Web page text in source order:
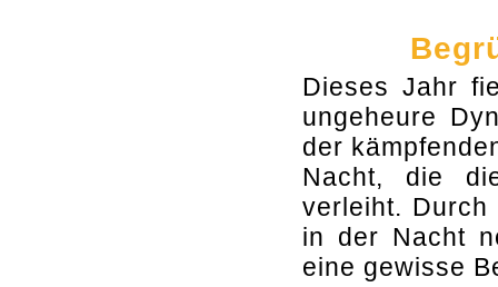
Dieses Jahr
ungeheure
der
Nacht, die
verleiht. Durch
in der Nacht
eine gewisse